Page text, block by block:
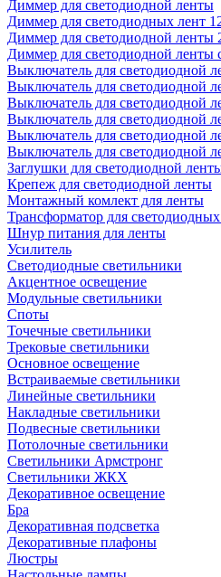
Диммер для светодиодной ленты
Диммер для светодиодных лент
Диммер для светодиодной ленты
Диммер для светодиодной ленты
Выключатель для светодиодной
Выключатель для светодиодной
Выключатель для светодиодной
Выключатель для светодиодной
Выключатель для светодиодной
Выключатель для светодиодной
Заглушки для светодиодной
Крепеж для светодиодной ленты
Монтажный комлект для ленты
Трансформатор для
Шнур питания для ленты
Усилитель
Светодиодные светильники
Акцентное освещение
Модульные светильники
Споты
Точечные светильники
Трековые светильники
Основное освещение
Встраиваемые светильники
Линейные светильники
Накладные светильники
Подвесные светильники
Потолочные светильники
Светильники Армстронг
Светильники ЖКХ
Декоративное освещение
Бра
Декоративная подсветка
Декоративные плафоны
Люстры